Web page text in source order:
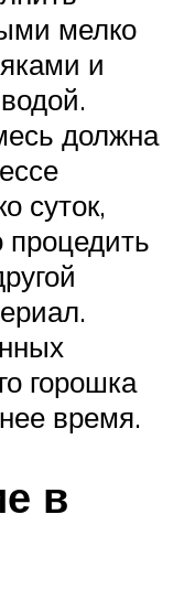
мелко
и
должна
суток,
процедить
горошка
время.
в